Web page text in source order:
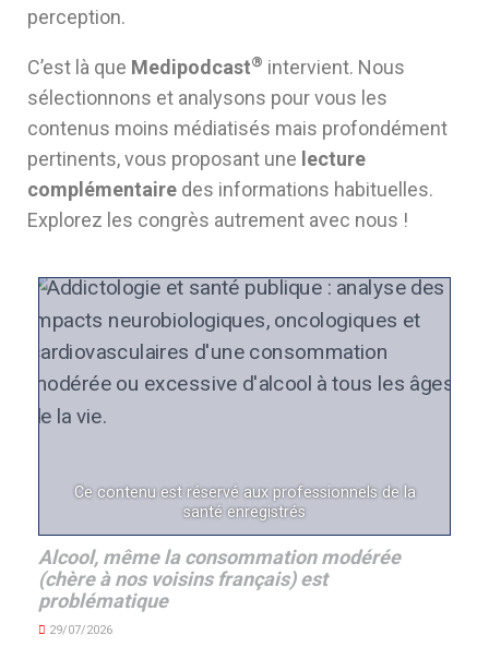
perception.
C’est là que Medipodcast® intervient. Nous
sélectionnons et analysons pour vous les
contenus moins médiatisés mais profondément
pertinents, vous proposant une lecture
complémentaire des informations habituelles.
Explorez les congrès autrement avec nous !
Ce contenu est réservé aux professionnels de la
santé enregistrés
Alcool, même la consommation modérée
(chère à nos voisins français) est
problématique
29/07/2026